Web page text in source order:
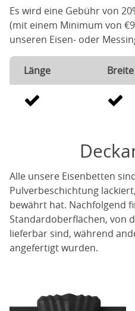
Es wird eine Gebühr von
(mit einem Minimum von
unseren Eisen- oder
Länge Breite
Alle unsere Eisenbetten
Pulverbeschichtung
bewährt hat. Nachfolgend
Standardoberflächen, von
lieferbar sind, während
angefertigt wurden.